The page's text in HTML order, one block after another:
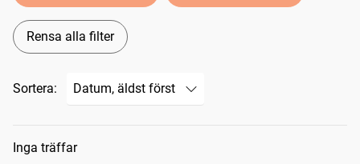
Rensa alla filter
Sortera:
Sökresultat
Inga träffar